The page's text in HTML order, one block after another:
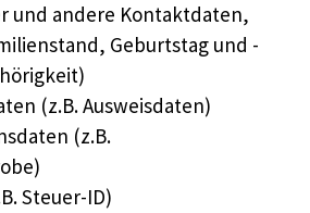
und andere Kontaktdaten,
Geburtstag und -
(z.B. Ausweisdaten)
(z.B.
Steuer-ID)